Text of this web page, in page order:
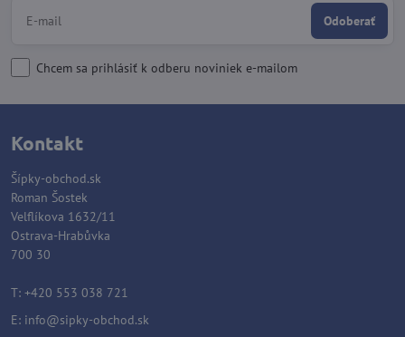
Odoberať
Chcem sa prihlásiť k odberu noviniek e-mailom
Kontakt
Šípky-obchod.sk
Roman Šostek
Velflíkova 1632/11
Ostrava-Hrabůvka
700 30
T: +420 553 038 721
E: info@sipky-obchod.sk